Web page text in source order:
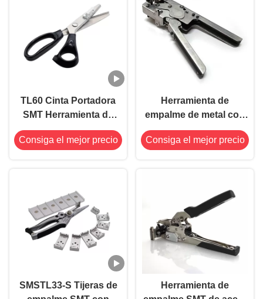
TL60 Cinta Portadora
SMT Herramienta de
Empalme SMT en Zig
Zag Diseñada con
Consiga el mejor precio
Herramienta de
empalme de metal con
mango de plástico TL10
para cintas portadoras
Consiga el mejor precio
SMSTL33-S Tijeras de
Herramienta de